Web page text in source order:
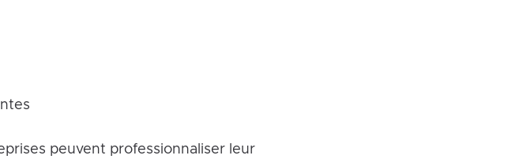
peuvent professionnaliser leur